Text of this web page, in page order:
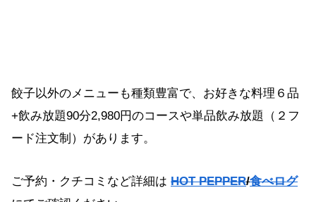
餃子以外のメニューも種類豊富で、お好きな料理６品
+飲み放題90分2,980円のコースや単品飲み放題（２フ
ード注文制）があります。
ご予約・クチコミなど詳細は HOT PEPPER/食べログ